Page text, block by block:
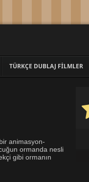
TÜRKÇE DUBLAJ FILMLER
animasyon-
ormanda nesli
gibi ormanın